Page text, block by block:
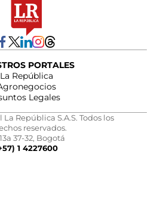
PORTALES
La República
Legales
República S.A.S. Todos los
reservados.
37-32, Bogotá
1 4227600